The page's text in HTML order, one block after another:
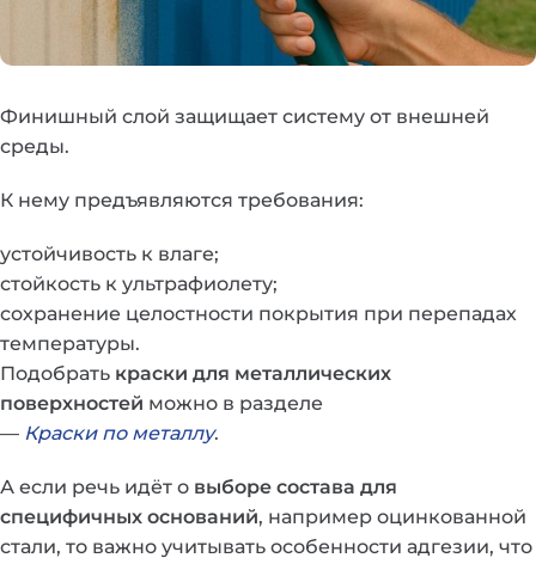
Финишный слой защищает систему от внешней
среды.
К нему предъявляются требования:
устойчивость к влаге;
стойкость к ультрафиолету;
сохранение целостности покрытия при перепадах
температуры.
Подобрать краски для металлических
поверхностей можно в разделе
— Краски по металлу.
А если речь идёт о выборе состава для
специфичных оснований, например оцинкованной
стали, то важно учитывать особенности адгезии, что